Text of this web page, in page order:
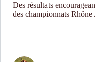
Des résultats
des championnats